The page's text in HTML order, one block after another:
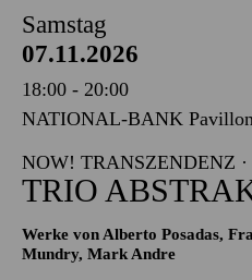
PHILHARMONIE ESSEN
Samstag
07.11.2026
18:00 - 20:00
NATIONAL-BANK
NOW! TRANSZENDENZ
TRIO